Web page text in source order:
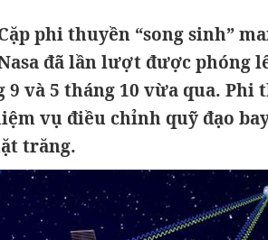
phi thuyền “song sinh”
đã lần lượt được phóng
9 và 5 tháng 10 vừa qua. Phi
vụ điều chỉnh quỹ đạo
trăng.